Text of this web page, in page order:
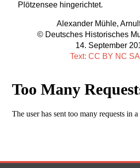
Plötzensee hingerichtet.
Alexander Mühle,
© Deutsches Historisches
14. September
Text: CC BY NC